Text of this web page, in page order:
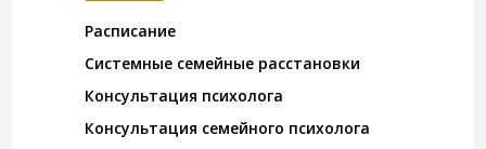
Расписание
Системные семейные расстановки
Консультация психолога
Консультация семейного психолога